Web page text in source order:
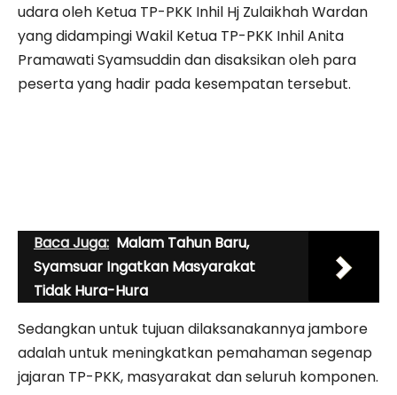
udara oleh Ketua TP-PKK Inhil Hj Zulaikhah Wardan
yang didampingi Wakil Ketua TP-PKK Inhil Anita
Pramawati Syamsuddin dan disaksikan oleh para
peserta yang hadir pada kesempatan tersebut.
Baca Juga: Malam Tahun Baru,
Syamsuar Ingatkan Masyarakat
Tidak Hura-Hura
Sedangkan untuk tujuan dilaksanakannya jambore
adalah untuk meningkatkan pemahaman segenap
jajaran TP-PKK, masyarakat dan seluruh komponen.